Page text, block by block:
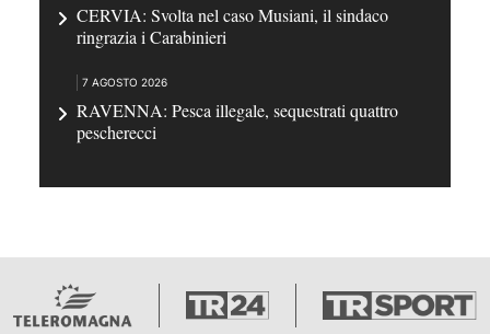
CERVIA: Svolta nel caso Musiani, il sindaco
ringrazia i Carabinieri
7 AGOSTO 2026
RAVENNA: Pesca illegale, sequestrati quattro
pescherecci